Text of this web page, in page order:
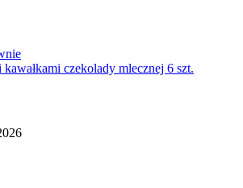
czekolady mlecznej 6 szt.